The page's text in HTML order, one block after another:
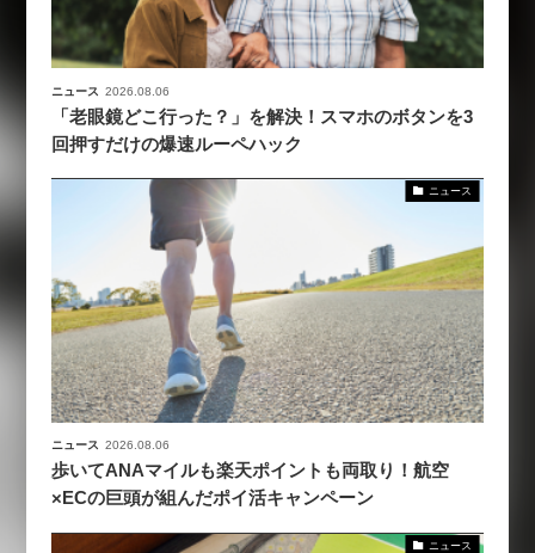
ニュース 2026.08.06
「老眼鏡どこ行った？」を解決！スマホのボタンを3
回押すだけの爆速ルーペハック
ニュース
ニュース 2026.08.06
歩いてANAマイルも楽天ポイントも両取り！航空
×ECの巨頭が組んだポイ活キャンペーン
ニュース